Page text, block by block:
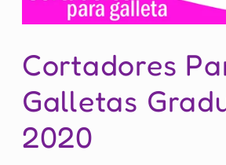
multimedia
1
en
una
ventana
modal
Cortadores
Galletas
2020